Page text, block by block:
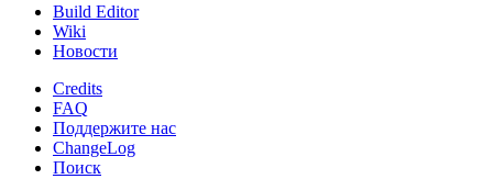
Build Editor
Wiki
Новости
Credits
FAQ
Поддержите нас
ChangeLog
Поиск